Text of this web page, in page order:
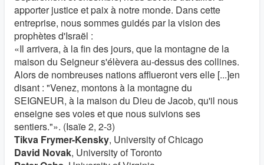
apporter justice et paix à notre monde. Dans cette
entreprise, nous sommes guidés par la vision des
prophètes d'Israël :
«Il arrivera, à la fin des jours, que la montagne de la
maison du Seigneur s'élèvera au-dessus des collines.
Alors de nombreuses nations afflueront vers elle [...]en
disant : "Venez, montons à la montagne du
SEIGNEUR, à la maison du Dieu de Jacob, qu'il nous
enseigne ses voies et que nous suivions ses
sentiers."». (Isaïe 2, 2-3)
Tikva Frymer-Kensky, University of Chicago
David Novak, University of Toronto